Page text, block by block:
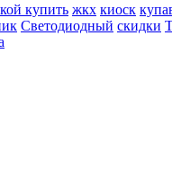
купить жкх киоск
Светодиодный скидки